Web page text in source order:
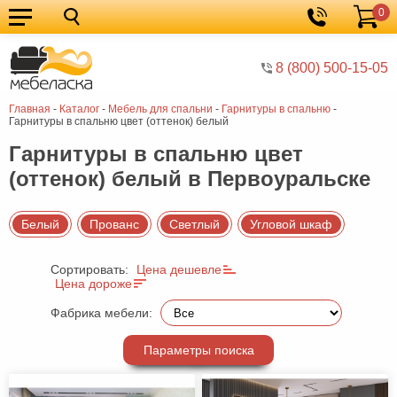
8 (800) 500-15-05
Корзина
0
Главная - Каталог - Мебель для спальни - Гарнитуры в спальню -
Гарнитуры в спальню цвет (оттенок) белый
Кухонные
гарнитуры
Мебель
для
кухни
Мебель
для
спальни
Кровати
Шкафы
Диваны
Мягкая
мебель
Детская
мебель
Мебель
Гарнитуры в спальню цвет
(оттенок) белый в Первоуральске
Белый Прованс Светлый Угловой шкаф
Сортировать:
Цена дешевле
Цена дороже
Фабрика мебели:
Параметры поиска